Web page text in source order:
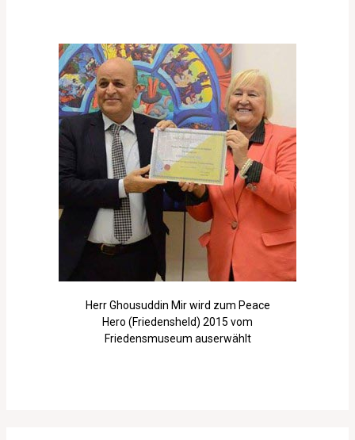
Herr Ghousuddin Mir wird zum Peace
Hero (Friedensheld) 2015 vom
Friedensmuseum auserwählt